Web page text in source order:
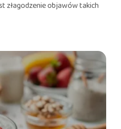
złagodzenie objawów takich